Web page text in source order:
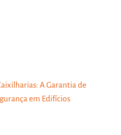
A Garantia de
em Edifícios